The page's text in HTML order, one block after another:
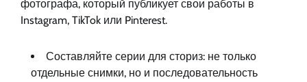
фотографа, который публикует свои работы в
Instagram, TikTok или Pinterest.
Составляйте серии для сториз: не только
отдельные снимки, но и последовательность